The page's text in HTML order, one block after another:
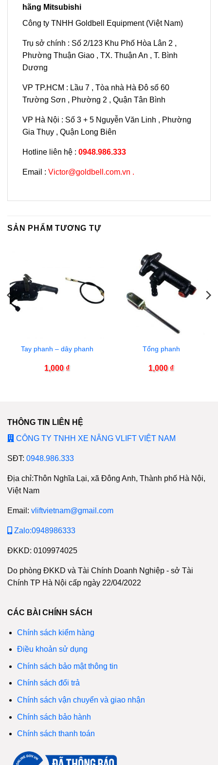
hãng Mitsubishi
Công ty TNHH Goldbell Equipment (Việt Nam)
Trụ sở chính : Số 2/123 Khu Phố Hòa Lân 2 ,
Phường Thuận Giao , TX. Thuận An , T. Bình
Dương
VP TP.HCM : Lầu 7 , Tòa nhà Hà Đô số 60
Trường Sơn , Phường 2 , Quận Tân Bình
VP Hà Nội : Số 3 + 5 Nguyễn Văn Linh , Phường
Gia Thụy , Quận Long Biên
Hotline liên hệ : 0948.986.333
Email : Victor@goldbell.com.vn .
SẢN PHẨM TƯƠNG TỰ
Tay phanh – dây phanh
1,000 ₫
Tổng phanh
1,000 ₫
THÔNG TIN LIÊN HỆ
CÔNG TY TNHH XE NÂNG VLIFT VIỆT NAM
SĐT: 0948.986.333
Địa chỉ:Thôn Nghĩa Lại, xã Đông Anh, Thành phố Hà Nội,
Việt Nam
Email: vliftvietnam@gmail.com
Zalo:0948986333
ĐKKD: 0109974025
Do phòng ĐKKD và Tài Chính Doanh Nghiệp - sở Tài
Chính TP Hà Nội cấp ngày 22/04/2022
CÁC BÀI CHÍNH SÁCH
Chính sách kiểm hàng
Điều khoản sử dụng
Chính sách bảo mật thông tin
Chính sách đổi trả
Chính sách vận chuyển và giao nhận
Chính sách bảo hành
Chính sách thanh toán